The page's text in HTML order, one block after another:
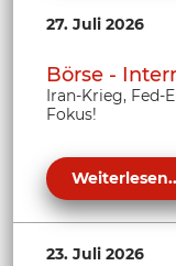
27. Juli 2026
Börse -
Iran-Krieg, Fed-
Fokus!
23. Juli 2026